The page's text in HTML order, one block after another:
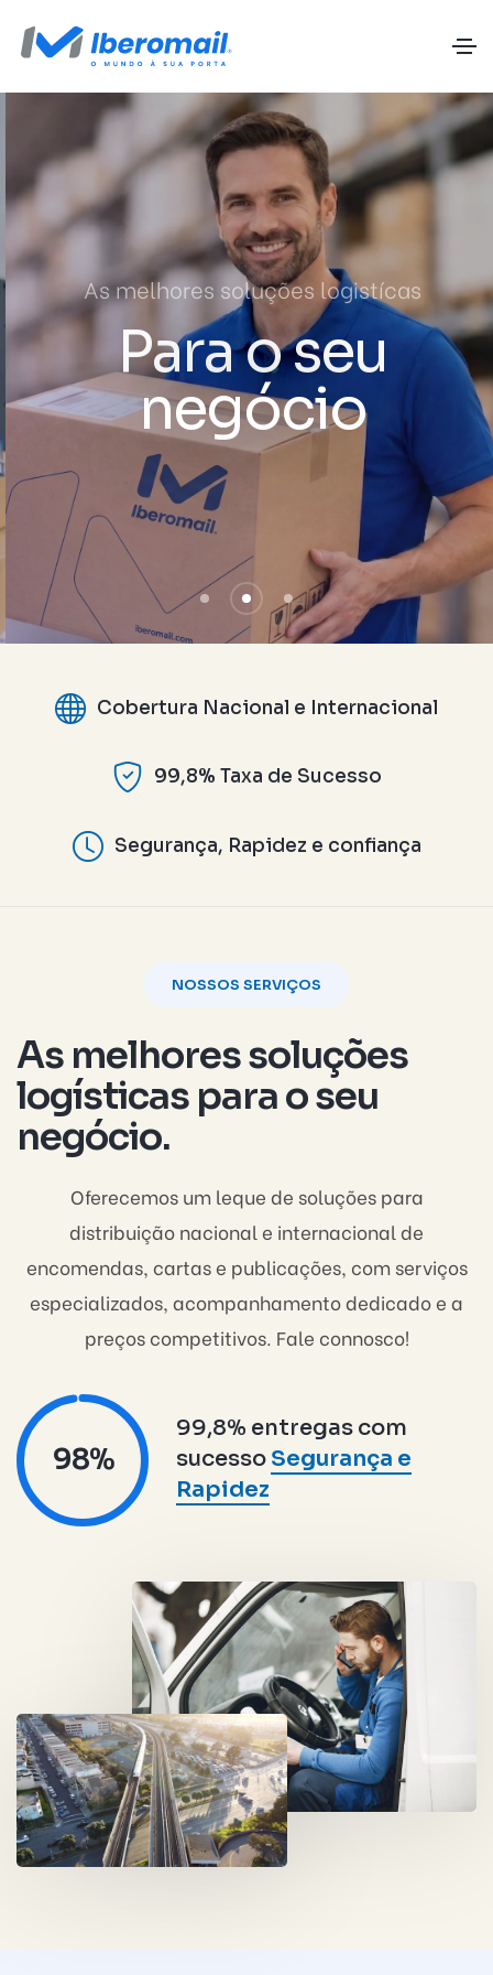
As melhores soluções logistícas
Para o seu
negócio
Cobertura Nacional e Internacional
99,8% Taxa de Sucesso
Segurança, Rapidez e confiança
NOSSOS SERVIÇOS
As melhores soluções
logísticas para o seu
negócio.
Oferecemos um leque de soluções para
distribuição nacional e internacional de
encomendas, cartas e publicações, com serviços
especializados, acompanhamento dedicado e a
preços competitivos. Fale connosco!
99%
99,8% entregas com
sucesso Segurança e
Rapidez